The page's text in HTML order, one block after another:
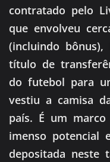
contratado pelo
que envolveu
(incluindo
título de
do futebol para
vestiu a camisa
país. É um
imenso potencial
depositada neste